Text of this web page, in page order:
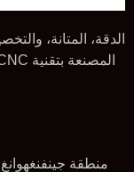
الدقة، المتانة،
منطقة جينفنغهوانغ